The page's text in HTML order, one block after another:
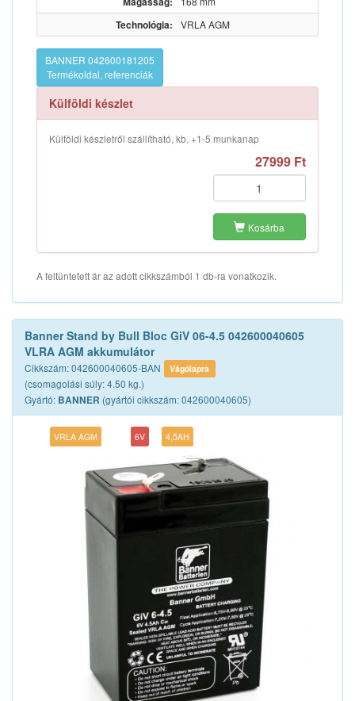
Technológia: VRLA AGM
BANNER 042600181205
Termékoldal, referenciák
Külföldi készlet
Külföldi készletről szállítható, kb. +1-5 munkanap
27999 Ft
Kosárba
A feltüntetett ár az adott cikkszámból 1 db-ra vonatkozik.
Banner Stand by Bull Bloc GiV 06-4.5 042600040605
VLRA AGM akkumulátor
Cikkszám: 042600040605-BAN Vágólapra
(csomagolási súly: 4.50 kg.)
Gyártó: BANNER (gyártói cikkszám: 042600040605)
VRLA AGM 6V 4,5AH